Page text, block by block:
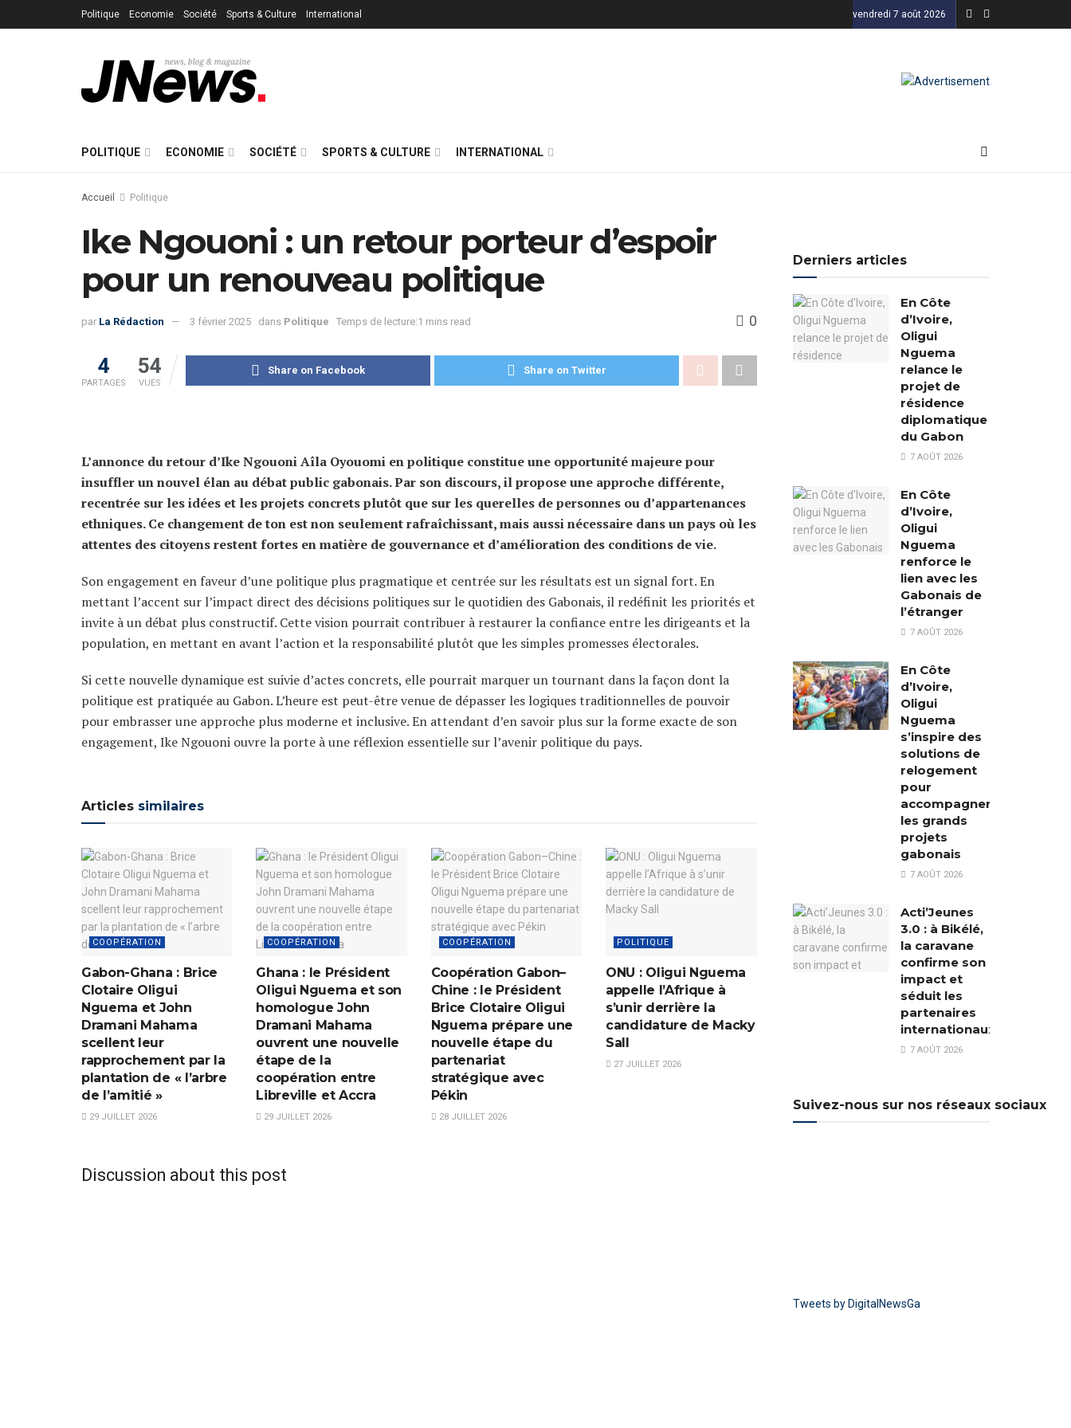
Politique Economie Société Sports & Culture International vendredi 7 août 2026
POLITIQUE ECONOMIE SOCIÉTÉ SPORTS & CULTURE INTERNATIONAL
Accueil Politique
Ike Ngouoni : un retour porteur d’espoir
pour un renouveau politique
par La Rédaction 3 février 2025 dans Politique Temps de lecture:1 mins read 0
4
PARTAGES
54
VUES
Share on Facebook Share on Twitter
L’annonce du retour d’Ike Ngouoni Aîla Oyouomi en politique constitue une opportunité majeure pour
insuffler un nouvel élan au débat public gabonais. Par son discours, il propose une approche différente,
recentrée sur les idées et les projets concrets plutôt que sur les querelles de personnes ou d’appartenances
ethniques. Ce changement de ton est non seulement rafraîchissant, mais aussi nécessaire dans un pays où les
attentes des citoyens restent fortes en matière de gouvernance et d’amélioration des conditions de vie.
Son engagement en faveur d’une politique plus pragmatique et centrée sur les résultats est un signal fort. En
mettant l’accent sur l’impact direct des décisions politiques sur le quotidien des Gabonais, il redéfinit les priorités et
invite à un débat plus constructif. Cette vision pourrait contribuer à restaurer la confiance entre les dirigeants et la
population, en mettant en avant l’action et la responsabilité plutôt que les simples promesses électorales.
Si cette nouvelle dynamique est suivie d’actes concrets, elle pourrait marquer un tournant dans la façon dont la
politique est pratiquée au Gabon. L’heure est peut-être venue de dépasser les logiques traditionnelles de pouvoir
pour embrasser une approche plus moderne et inclusive. En attendant d’en savoir plus sur la forme exacte de son
engagement, Ike Ngouoni ouvre la porte à une réflexion essentielle sur l’avenir politique du pays.
Articles similaires
COOPÉRATION
Gabon-Ghana : Brice
Clotaire Oligui
Nguema et John
Dramani Mahama
scellent leur
rapprochement par la
plantation de « l’arbre
de l’amitié »
29 JUILLET 2026
COOPÉRATION
Ghana : le Président
Oligui Nguema et son
homologue John
Dramani Mahama
ouvrent une nouvelle
étape de la
coopération entre
Libreville et Accra
29 JUILLET 2026
COOPÉRATION
Coopération Gabon–
Chine : le Président
Brice Clotaire Oligui
Nguema prépare une
nouvelle étape du
partenariat
stratégique avec
Pékin
28 JUILLET 2026
POLITIQUE
ONU : Oligui Nguema
appelle l’Afrique à
s’unir derrière la
candidature de Macky
Sall
27 JUILLET 2026
Discussion about this post
Derniers articles
En Côte
d’Ivoire,
Oligui
Nguema
relance le
projet de
résidence
diplomatique
du Gabon
7 AOÛT 2026
En Côte
d’Ivoire,
Oligui
Nguema
renforce le
lien avec les
Gabonais de
l’étranger
7 AOÛT 2026
En Côte
d’Ivoire,
Oligui
Nguema
s’inspire des
solutions de
relogement
pour
accompagner
les grands
projets
gabonais
7 AOÛT 2026
Acti’Jeunes
3.0 : à Bikélé,
la caravane
confirme son
impact et
séduit les
partenaires
internationaux
7 AOÛT 2026
Suivez-nous sur nos réseaux sociaux
Tweets by DigitalNewsGa